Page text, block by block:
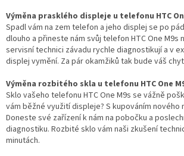
Výměna prasklého displeje u telefonu HTC
Spadl vám na zem telefon a jeho displej se po
dlouho a přineste nám svůj telefon HTC One M9s
servisní technici závadu rychle diagnostikují a v
displej vymění. Za pár okamžiků tak bude váš
Výměna rozbitého skla u telefonu HTC One
Sklo vašeho telefonu HTC One M9s se vážně
vám běžné využití displeje? S kupováním
Doneste své zařízení k nám na pobočku a
diagnostiku. Rozbité sklo vám naši zkušení
minutách.